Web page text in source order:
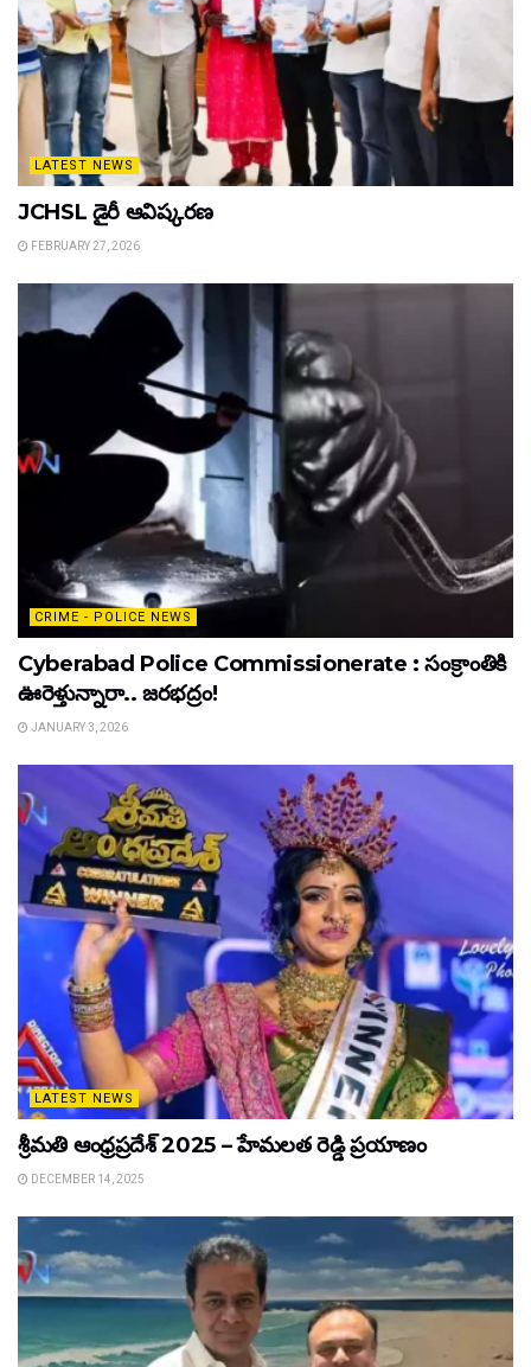
LATEST NEWS
JCHSL డైరీ ఆవిష్కరణ
FEBRUARY 27, 2026
CRIME - POLICE NEWS
Cyberabad Police Commissionerate : సంక్రాంతికి
ఊరెళ్తున్నారా.. జరభద్రం!
JANUARY 3, 2026
LATEST NEWS
శ్రీమతి ఆంధ్రప్రదేశ్ 2025 – హేమలత రెడ్డి ప్రయాణం
DECEMBER 14, 2025